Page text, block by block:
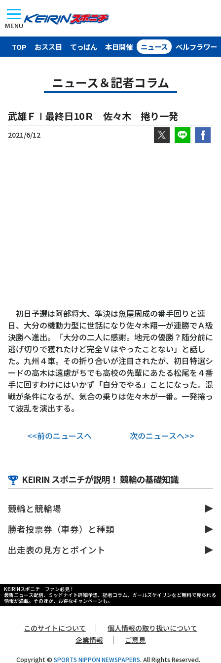
MENU
TOP おスス目 てっぱん 本日開催 ニュース ベルフラワー
ニュース＆記者コラム
武雄ＦⅠ最終日10Ｒ 佐々木 捲り一発
2021/6/12
初日予選は阿部将大、準決は魚屋周成の番手回りと連
日、大分の機動力型に世話になり佐々木翔一が連勝でＡ級
決勝へ進出。「大分の二人に感謝。地元の優勝？随分前に
逃げ切りで獲れたけど完全Ｖはやったことない」と話し
た。九州４車。その折り合いが注目されたが、初日特選シ
ードの高木は遠慮がちでも高校の先輩にあたる松尾を４番
手に回すわけにはいかず「自分でやる」ことになった。混
戦が条件になるが、気合の乗りは佐々木が一番。一発捲っ
て波乱を演出する。
<<前のニュースへ 次のニュースへ>>
KEIRIN スポニチが説明！ 競輪の基礎知識
競輪と競輪場
勝者投票券（車券）と種類
出走表の見方とポイント
KEIRINスポニチ ファン必見！
最新ニュース配信、ミッドナイト詳細予想、記者コラム、ガールズケイリンなど無料で見られる
情報が満載。そのほか、お得なキャンペーンも。
このサイトについて ｜
個人情報の取り扱いについて
企業情報
｜ ご意見
Copyright © SPORTS NIPPON NEWSPAPERS. All Rights Reserved.